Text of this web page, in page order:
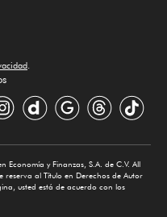
y Finanzas, S.A. de C.V. All
reserva al Título en Derechos de Autor
usted está de acuerdo con los